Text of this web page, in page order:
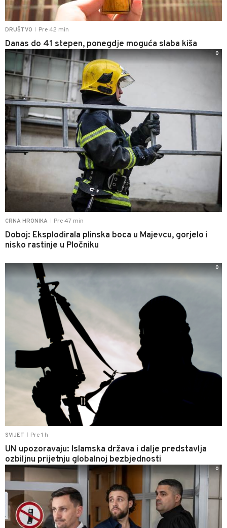
DRUŠTVO Pre 42 min
Danas do 41 stepen, ponegdje moguća slaba kiša
CRNA HRONIKA Pre 47 min
Doboj: Eksplodirala plinska boca u Majevcu, gorjelo i
nisko rastinje u Pločniku
0
SVIJET Pre 1 h
UN upozoravaju: Islamska država i dalje predstavlja
ozbiljnu prijetnju globalnoj bezbjednosti
0
0